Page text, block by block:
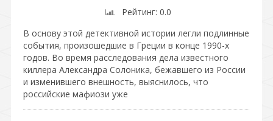
Рейтинг: 0.0
В основу этой детективной истории легли подлинные
события, произошедшие в Греции в конце 1990-х
годов. Во время расследования дела известного
киллера Александра Солоника, бежавшего из России
и изменившего внешность, выяснилось, что
российские мафиози уже